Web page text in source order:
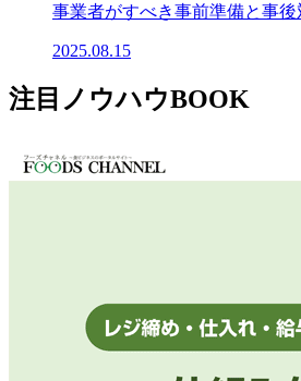
事業者がすべき事前準備と事後
2025.08.15
注目ノウハウBOOK